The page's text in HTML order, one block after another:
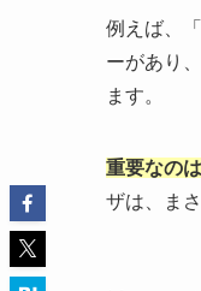
例えば、
ーがあり
ます。
重要なの
ザは、ま